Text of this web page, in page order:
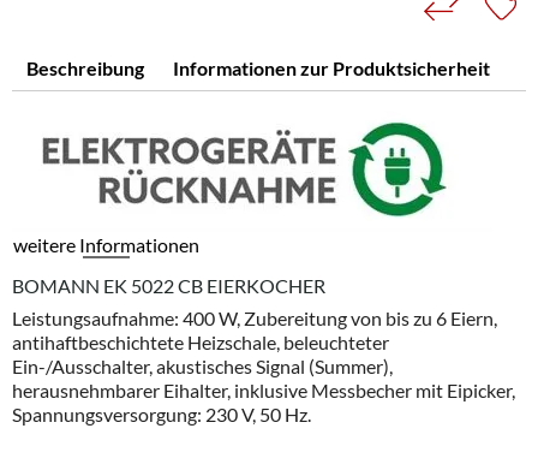
Beschreibung Informationen zur Produktsicherheit
weitere Informationen
BOMANN EK 5022 CB EIERKOCHER
Leistungsaufnahme: 400 W, Zubereitung von bis zu 6 Eiern,
antihaftbeschichtete Heizschale, beleuchteter
Ein-/Ausschalter, akustisches Signal (Summer),
herausnehmbarer Eihalter, inklusive Messbecher mit Eipicker,
Spannungsversorgung: 230 V, 50 Hz.